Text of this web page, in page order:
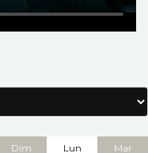
Dim Lun Mar